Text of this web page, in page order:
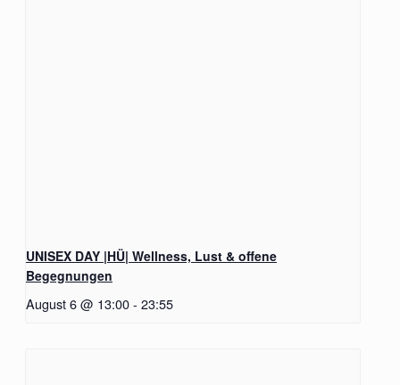
UNISEX DAY |HÜ| Wellness, Lust & offene
Begegnungen
August 6 @ 13:00- 23:55